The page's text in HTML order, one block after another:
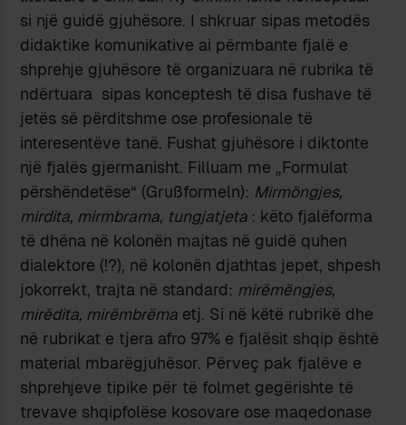
si një guidë gjuhësore. I shkruar sipas metodës
didaktike komunikative ai përmbante fjalë e
shprehje gjuhësore të organizuara në rubrika të
ndërtuara sipas konceptesh të disa fushave të
jetës së përditshme ose profesionale të
interesentëve tanë. Fushat gjuhësore i diktonte
një fjalës gjermanisht. Filluam me „Formulat
përshëndetëse“ (Grußformeln): Mirmöngjes,
mirdita, mirmbrama, tungjatjeta : këto fjalëforma
të dhëna në kolonën majtas në guidë quhen
dialektore (!?), në kolonën djathtas jepet, shpesh
jokorrekt, trajta në standard: mirëmëngjes,
mirëdita, mirëmbrëma etj. Si në këtë rubrikë dhe
në rubrikat e tjera afro 97% e fjalësit shqip është
material mbarëgjuhësor. Përveç pak fjalëve e
shprehjeve tipike për të folmet gegërishte të
trevave shqipfolëse kosovare ose maqedonase